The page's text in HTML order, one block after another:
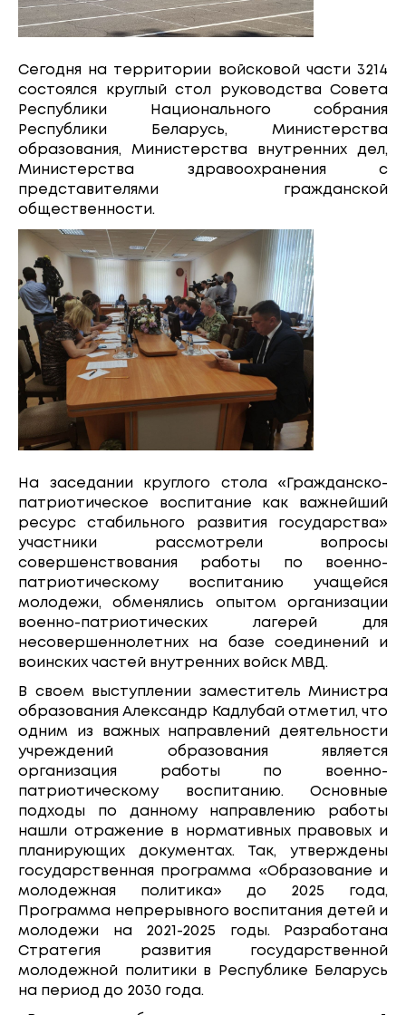
Сегодня на территории войсковой части 3214
состоялся круглый стол руководства Совета
Республики Национального собрания
Республики Беларусь, Министерства
образования, Министерства внутренних дел,
Министерства здравоохранения с
представителями гражданской
общественности.
На заседании круглого стола «Гражданско-
патриотическое воспитание как важнейший
ресурс стабильного развития государства»
участники рассмотрели вопросы
совершенствования работы по военно-
патриотическому воспитанию учащейся
молодежи, обменялись опытом организации
военно-патриотических лагерей для
несовершеннолетних на базе соединений и
воинских частей внутренних войск МВД.
В своем выступлении заместитель Министра
образования Александр Кадлубай отметил, что
одним из важных направлений деятельности
учреждений образования является
организация работы по военно-
патриотическому воспитанию. Основные
подходы по данному направлению работы
нашли отражение в нормативных правовых и
планирующих документах. Так, утверждены
государственная программа «Образование и
молодежная политика» до 2025 года,
Программа непрерывного воспитания детей и
молодежи на 2021-2025 годы. Разработана
Стратегия развития государственной
молодежной политики в Республике Беларусь
на период до 2030 года.